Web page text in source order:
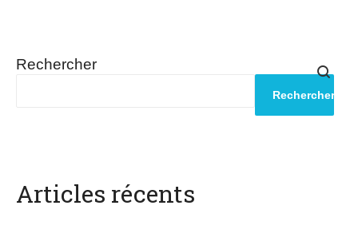
Rechercher
Rechercher
Articles récents